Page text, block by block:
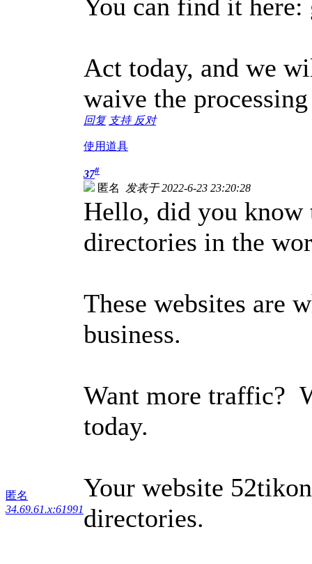
You can find it
Act today, and we
waive the
回复 支持 反对
使用道具
匿名
34.69.61.x:61991
37#
匿名 发表于 2022-6-23 23:20:28
Hello, did you know
directories in the
These websites are
business.
Want more traffic?
today.
Your website
directories.